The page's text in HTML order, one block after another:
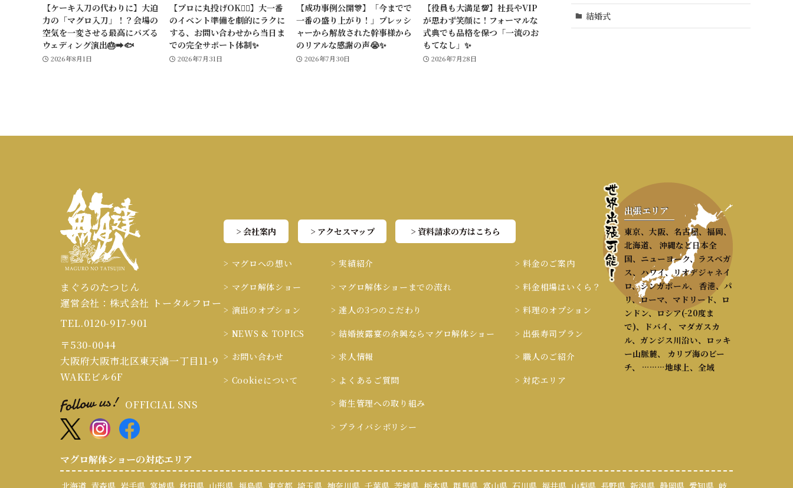
【ケーキ入刀の代わりに】大迫
力の「マグロ入刀」！？会場の
空気を一変させる最高にバズる
ウェディング演出🎂➡️🐟
2026年8月1日
【プロに丸投げOK🙆‍♂️】大一番
のイベント準備を劇的にラクに
する、お問い合わせから当日ま
での完全サポート体制✨
2026年7月31日
【成功事例公開🎊】「今までで
一番の盛り上がり！」プレッシ
ャーから解放された幹事様から
のリアルな感謝の声😭✨
2026年7月30日
【役員も大満足💯】社長やVIP
が思わず笑顔に！フォーマルな
式典でも品格を保つ「一流のお
もてなし」✨
2026年7月28日
結婚式
まぐろのたつじん
運営会社：株式会社 トータルフロー
TEL.0120-917-901
〒530-0044
大阪府大阪市北区東天満一丁目11-9
WAKEビル6F
OFFICIAL SNS
> 会社案内 > アクセスマップ > 資料請求の方はこちら
> マグロへの想い
> マグロ解体ショー
> 演出のオプション
> NEWS & TOPICS
> お問い合わせ
> Cookieについて
> 実績紹介
> マグロ解体ショーまでの流れ
> 達人の3つのこだわり
> 結婚披露宴の余興ならマグロ解体ショー
> 求人情報
> よくあるご質問
> 衛生管理への取り組み
> プライバシポリシー
> 料金のご案内
> 料金相場はいくら？
> 料理のオプション
> 出張寿司プラン
> 職人のご紹介
> 対応エリア
出張エリア
東京、大阪、名古屋、福岡、
北海道、 沖縄など日本全
国、ニューヨーク、ラスベガ
ス、ハワイ、リオデジャネイ
ロ、シンガポール、 香港、パ
リ、ローマ、マドリード、ロ
ンドン、ロシア(-20度ま
で)、ドバイ、 マダガスカ
ル、ガンジス川沿い、ロッキ
ー山脈麓、 カリブ海のビー
チ、 ………地球上、全域
マグロ解体ショーの対応エリア
北海道 青森県 岩手県 宮城県 秋田県 山形県 福島県 東京都 埼玉県 神奈川県 千葉県 茨城県 栃木県 群馬県 富山県 石川県 福井県 山梨県 長野県 新潟県 静岡県 愛知県 岐